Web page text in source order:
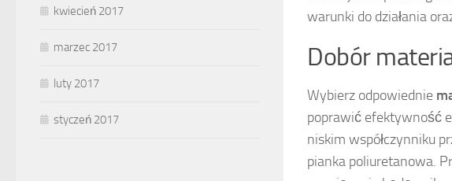
warunki do działania
Dobór
Wybierz odpowiednie
poprawić efektywność
niskim współczynniku
pianka poliuretanowa.
kwiecień 2017
marzec 2017
luty 2017
styczeń 2017